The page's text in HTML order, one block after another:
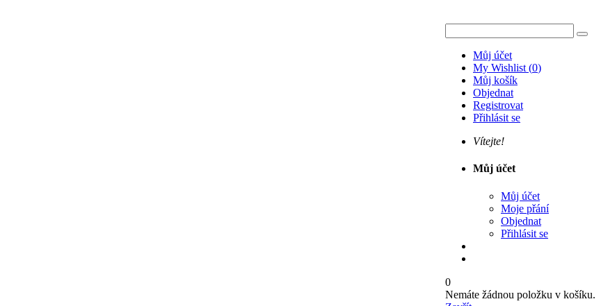
Můj účet
My Wishlist (0)
Můj košík
Objednat
Registrovat
Přihlásit se
Vítejte!
Můj účet
Můj účet
Moje přání
Objednat
Přihlásit se
0
Nemáte žádnou položku v košíku.